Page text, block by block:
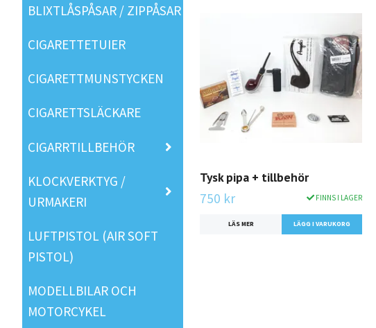
BLIXTLÅSPÅSAR / ZIPPÅSAR
CIGARETTETUIER
CIGARETTMUNSTYCKEN
CIGARETTSLÄCKARE
CIGARRTILLBEHÖR
KLOCKVERKTYG /
URMAKERI
LUFTPISTOL (AIR SOFT
PISTOL)
MODELLBILAR OCH
MOTORCYKEL
Tysk pipa + tillbehör
750 kr FINNS I LAGER
LÄS MER